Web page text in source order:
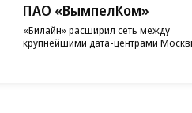
ПАО «ВымпелКом»
«Билайн» расширил сеть между
крупнейшими дата-центрами